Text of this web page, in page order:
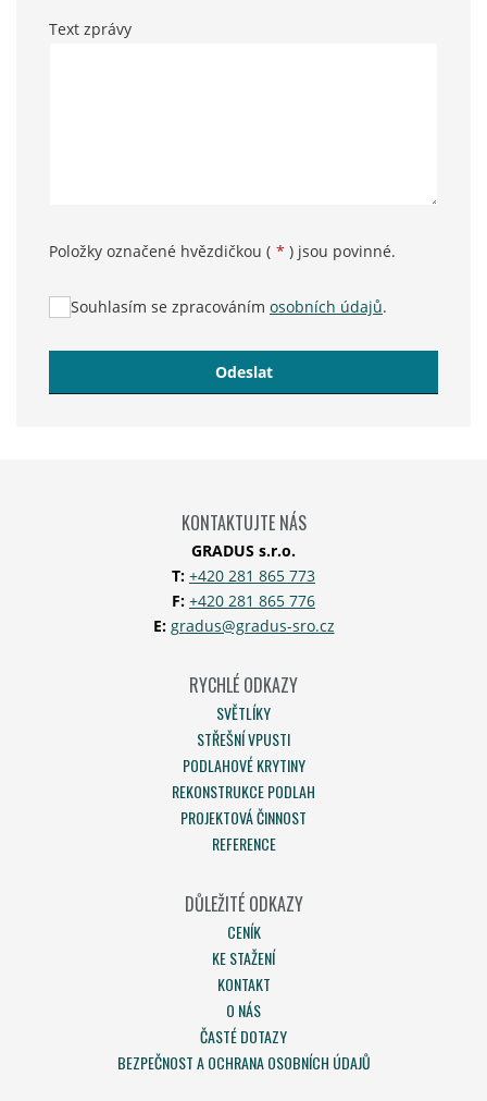
Text zprávy
Položky označené hvězdičkou ( * ) jsou povinné.
Souhlasím se zpracováním osobních údajů.
Odeslat
KONTAKTUJTE NÁS
GRADUS s.r.o.
T: +420 281 865 773
F: +420 281 865 776
E: gradus@gradus-sro.cz
RYCHLÉ ODKAZY
SVĚTLÍKY
STŘEŠNÍ VPUSTI
PODLAHOVÉ KRYTINY
REKONSTRUKCE PODLAH
PROJEKTOVÁ ČINNOST
REFERENCE
DŮLEŽITÉ ODKAZY
CENÍK
KE STAŽENÍ
KONTAKT
O NÁS
ČASTÉ DOTAZY
BEZPEČNOST A OCHRANA OSOBNÍCH ÚDAJŮ